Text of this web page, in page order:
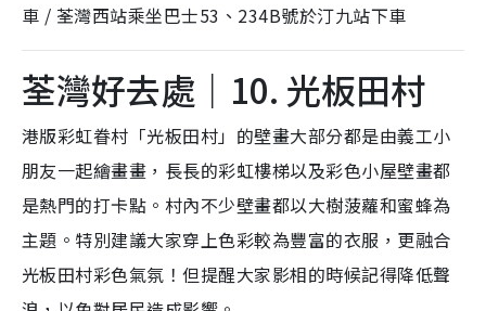
車 / 荃灣西站乘坐巴士53、234B號於汀九站下車
荃灣好去處｜10. 光板田村
港版彩虹眷村「光板田村」的壁畫大部分都是由義工小
朋友一起繪畫畫，長長的彩虹樓梯以及彩色小屋壁畫都
是熱門的打卡點。村內不少壁畫都以大樹菠蘿和蜜蜂為
主題。特別建議大家穿上色彩較為豐富的衣服，更融合
光板田村彩色氣氛！但提醒大家影相的時候記得降低聲